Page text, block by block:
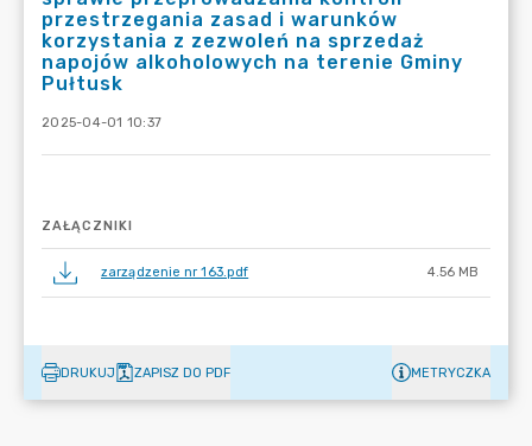
przestrzegania zasad i warunków
korzystania z zezwoleń na sprzedaż
napojów alkoholowych na terenie Gminy
Pułtusk
2025-04-01 10:37
ZAŁĄCZNIKI
zarządzenie nr 163.pdf 4.56 MB
DRUKUJ ZAPISZ DO PDF METRYCZKA